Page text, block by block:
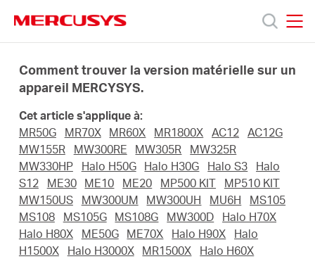
navigation
Produits
propos
Comment trouver la version matérielle sur un
appareil MERCYSYS.
Cet article s'applique à:
MR50G
MR70X MR60X MR1800X AC12 AC12G
MW155R
MW300RE MW305R
MW325R
MW330HP
Halo H50G Halo H30G Halo S3
Halo
S12
ME30 ME10 ME20 MP500 KIT
MP510 KIT
MW150US
MW300UM MW300UH MU6H
MS105
MS108
MS105G MS108G MW300D
Halo H70X
Halo H80X
ME50G ME70X Halo H90X
Halo
H1500X
Halo H3000X MR1500X
Halo H60X